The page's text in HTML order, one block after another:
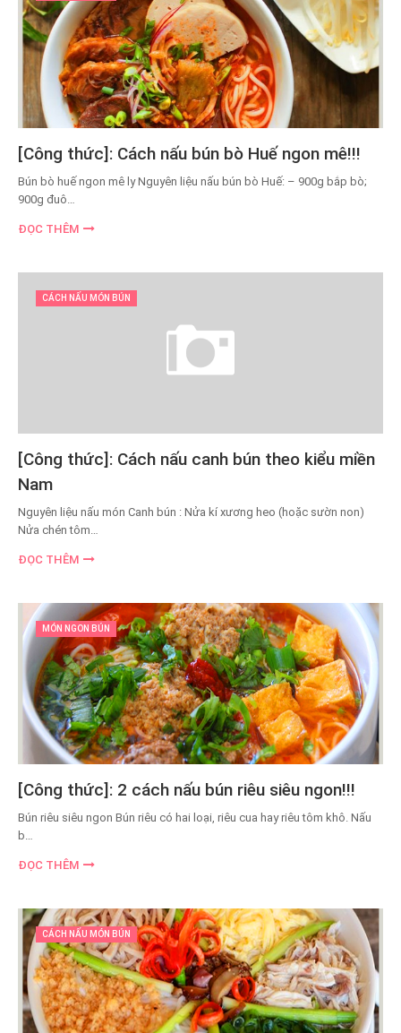
[Công thức]: Cách nấu bún bò Huế ngon mê!!!
Bún bò huế ngon mê ly Nguyên liệu nấu bún bò Huế: – 900g bắp bò;
900g đuô…
ĐỌC THÊM
CÁCH NẤU MÓN BÚN
[Công thức]: Cách nấu canh bún theo kiểu miền
Nam
Nguyên liệu nấu món Canh bún : Nửa kí xương heo (hoặc sườn non)
Nửa chén tôm…
ĐỌC THÊM
MÓN NGON BÚN
[Công thức]: 2 cách nấu bún riêu siêu ngon!!!
Bún riêu siêu ngon Bún riêu có hai loại, riêu cua hay riêu tôm khô. Nấu
b…
ĐỌC THÊM
CÁCH NẤU MÓN BÚN